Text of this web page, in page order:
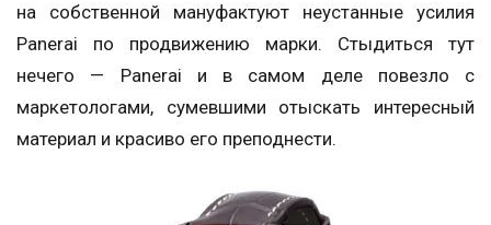
на собственной мануфактуют неустанные усилия
Panerai по продвижению марки. Стыдиться тут
нечего — Panerai и в самом деле повезло с
маркетологами, сумевшими отыскать интересный
материал и красиво его преподнести.